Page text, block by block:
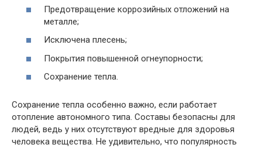
Предотвращение коррозийных отложений на
металле;
Исключена плесень;
Покрытия повышенной огнеупорности;
Сохранение тепла.
Сохранение тепла особенно важно, если работает
отопление автономного типа. Составы безопасны для
людей, ведь у них отсутствуют вредные для здоровья
человека вещества. Не удивительно, что популярность